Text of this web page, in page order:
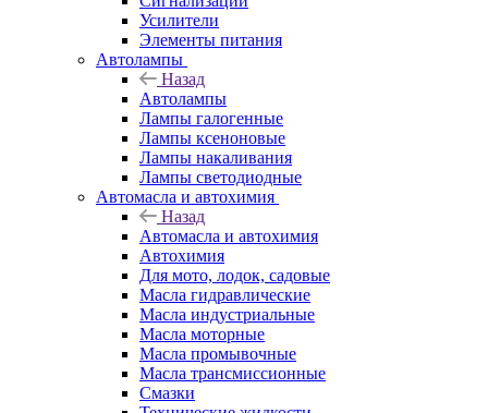
Усилители
Элементы питания
Автолампы
Назад
Автолампы
Лампы галогенные
Лампы ксеноновые
Лампы накаливания
Лампы светодиодные
Автомасла и автохимия
Назад
Автомасла и автохимия
Автохимия
Для мото, лодок, садовые
Масла гидравлические
Масла индустриальные
Масла моторные
Масла промывочные
Масла трансмиссионные
Смазки